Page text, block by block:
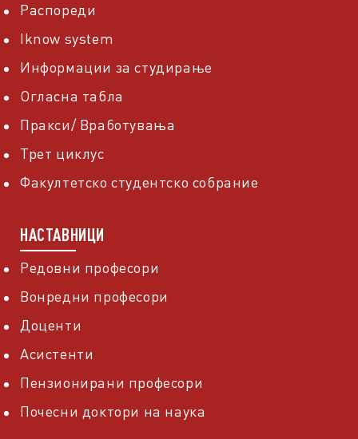
Распореди
Iknow system
Информации за студирање
Огласна табла
Пракси/ Вработувања
Трет циклус
Факултетско студентско собрание
НАСТАВНИЦИ
Редовни професори
Вонредни професори
Доценти
Асистенти
Пензионирани професори
Почесни доктори на наука